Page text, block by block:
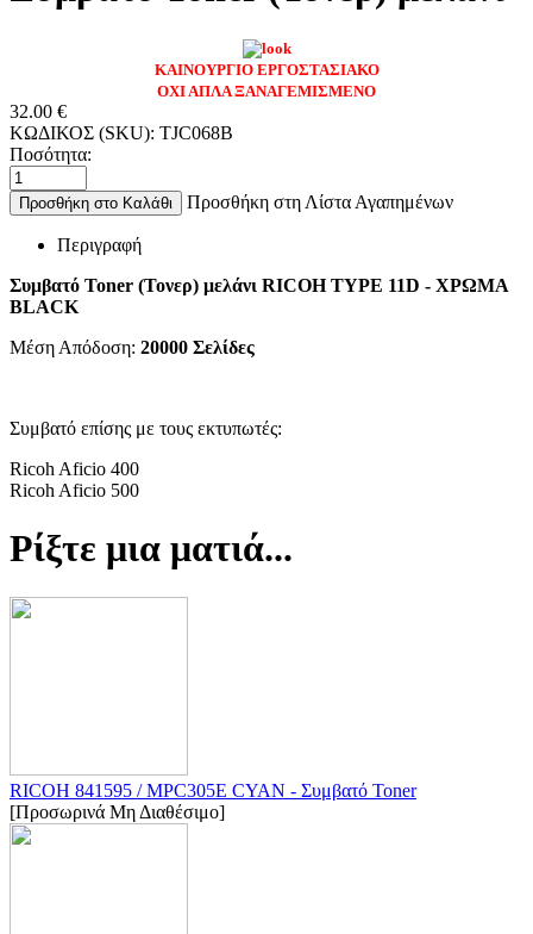
ΚΑΙΝΟΥΡΓΙΟ ΕΡΓΟΣΤΑΣΙΑΚΟ
ΟΧΙ ΑΠΛΑ ΞΑΝΑΓΕΜΙΣΜΕΝΟ
32.00 €
ΚΩΔΙΚΟΣ (SKU): TJC068B
Ποσότητα:
Προσθήκη στο Καλάθι Προσθήκη στη Λίστα Αγαπημένων
Περιγραφή
Συμβατό Toner (Τονερ) μελάνι RICOH TYPE 11D - ΧΡΩΜΑ
BLACK
Μέση Απόδοση: 20000 Σελίδες
Συμβατό επίσης με τους εκτυπωτές:
Ricoh Aficio 400
Ricoh Aficio 500
Ρίξτε μια ματιά...
RICOH 841595 / MPC305E CYAN - Συμβατό Toner
[Προσωρινά Μη Διαθέσιμο]